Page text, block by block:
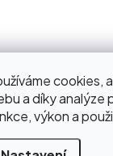
cookies,
a díky analýze
výkon a
vyhrazena.Upravit